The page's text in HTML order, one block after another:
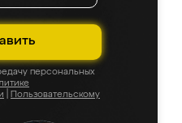
персональных
Пользовательскому